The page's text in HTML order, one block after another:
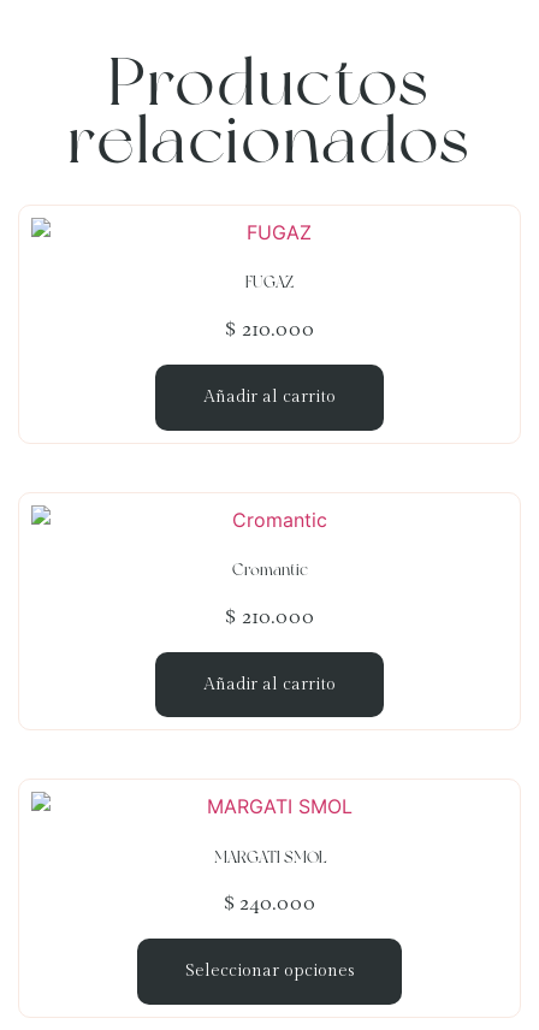
Productos
relacionados
FUGAZ
$ 210.000
Añadir al carrito
Cromantic
$ 210.000
Añadir al carrito
MARGATI SMOL
$240.000
Seleccionar opciones